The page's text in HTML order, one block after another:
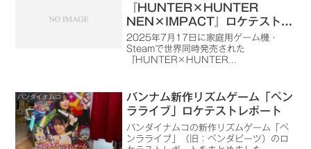
『HUNTER×HUNTER
NEN×IMPACT』ロケテストが
2025年10月16日～10月22日
まで開催
2025年7月17日に家庭用ゲーム機・
Steamで世界同時発売された
『HUNTER×HUNTER
2025年10月16日～10月22日まで開催
されます。
バンダイナムコ
バンナム新作リズムゲーム「ペン
ラライブ」ロケテストレポート
バンダイナムコの新作リズムゲーム「ペ
ンラライブ」（旧：ペンダビーツ）のロ